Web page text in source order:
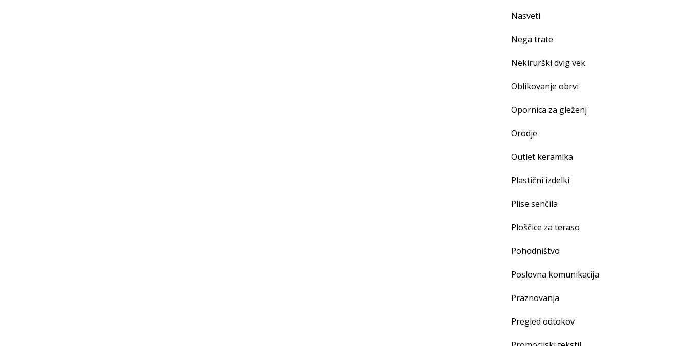
Nasveti
Nega trate
Nekirurški dvig vek
Oblikovanje obrvi
Opornica za gleženj
Orodje
Outlet keramika
Plastični izdelki
Plise senčila
Ploščice za teraso
Pohodništvo
Poslovna komunikacija
Praznovanja
Pregled odtokov